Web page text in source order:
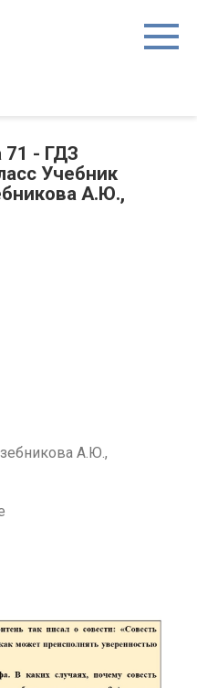
71 - ГДЗ
Учебник
А.Ю.,
А.Ю.,